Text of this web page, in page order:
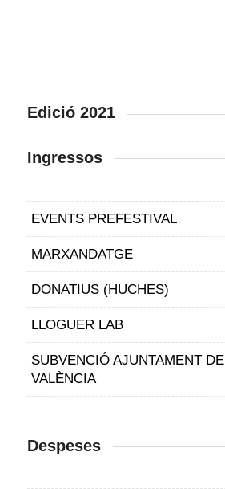
Edició 2021
Ingressos
EVENTS PREFESTIVAL
MARXANDATGE
DONATIUS (HUCHES)
LLOGUER LAB
SUBVENCIÓ AJUNTAMENT DE
VALÈNCIA
Despeses